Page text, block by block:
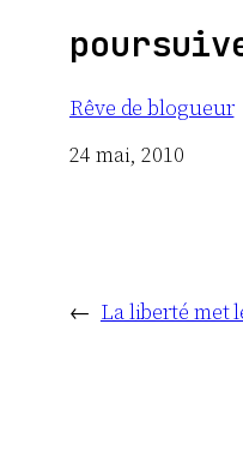
Rêve de blogueur
Date
24 mai, 2010
← La liberté met